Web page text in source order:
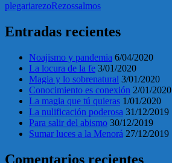
plegariarezoRezossalmos
Entradas recientes
Noajismo y pandemia 6/04/2020
La locura de la fe 3/01/2020
Magia y lo sobrenatural 3/01/2020
Conocimiento es conexión 2/01/2020
La magia que tú quieras 1/01/2020
La nulificación poderosa 31/12/2019
Para salir del abismo 30/12/2019
Sumar luces a la Menorá 27/12/2019
Comentarios recientes